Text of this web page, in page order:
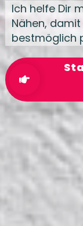
Ich helfe Dir
Nähen,
bestmöglich